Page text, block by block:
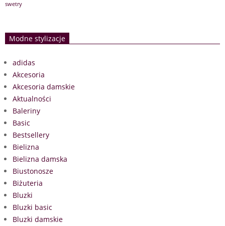
swetry
Modne stylizacje
adidas
Akcesoria
Akcesoria damskie
Aktualności
Baleriny
Basic
Bestsellery
Bielizna
Bielizna damska
Biustonosze
Biżuteria
Bluzki
Bluzki basic
Bluzki damskie